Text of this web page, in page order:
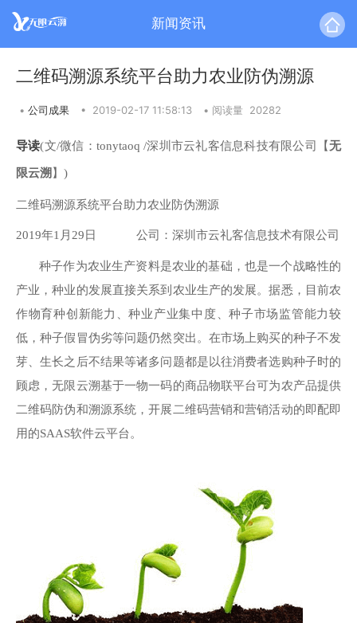
新闻资讯
二维码溯源系统平台助力农业防伪溯源
• 公司成果 • 2019-02-17 11:58:13 • 阅读量 20282
导读(文/微信：tonytaoq /深圳市云礼客信息科技有限公司 【无
限云溯 】 )
二维码溯源系统平台助力农业防伪溯源
2019年1月29日 公司：深圳市云礼客信息技术有限公司
种子作为农业生产资料是农业的基础，也是一个战略性的
产业，种业的发展直接关系到农业生产的发展。据悉，目前农
作物育种创新能力、种业产业集中度、种子市场监管能力较
低，种子假冒伪劣等问题仍然突出。在市场上购买的种子不发
芽、生长之后不结果等诸多问题都是以往消费者选购种子时的
顾虑，无限云溯基于一物一码的商品物联平台可为农产品提供
二维码防伪和溯源系统，开展二维码营销和营销活动的即配即
用的SAAS软件云平台。